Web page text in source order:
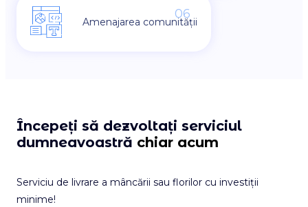
06
Amenajarea comunității
Începeți să dezvoltați serviciul
dumneavoastră chiar acum
Serviciu de livrare a mâncării sau florilor cu investiții
minime!